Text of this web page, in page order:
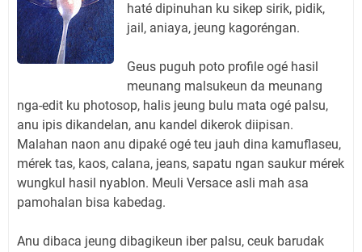
haté dipinuhan ku sikep sirik, pidik,
jail, aniaya, jeung kagoréngan.
Geus puguh poto profile ogé hasil
meunang malsukeun da meunang
nga-edit ku photosop, halis jeung bulu mata ogé palsu,
anu ipis dikandelan, anu kandel dikerok diipisan.
Malahan naon anu dipaké ogé teu jauh dina kamuflaseu,
mérek tas, kaos, calana, jeans, sapatu ngan saukur mérek
wungkul hasil nyablon. Meuli Versace asli mah asa
pamohalan bisa kabedag.
Anu dibaca jeung dibagikeun iber palsu, ceuk barudak